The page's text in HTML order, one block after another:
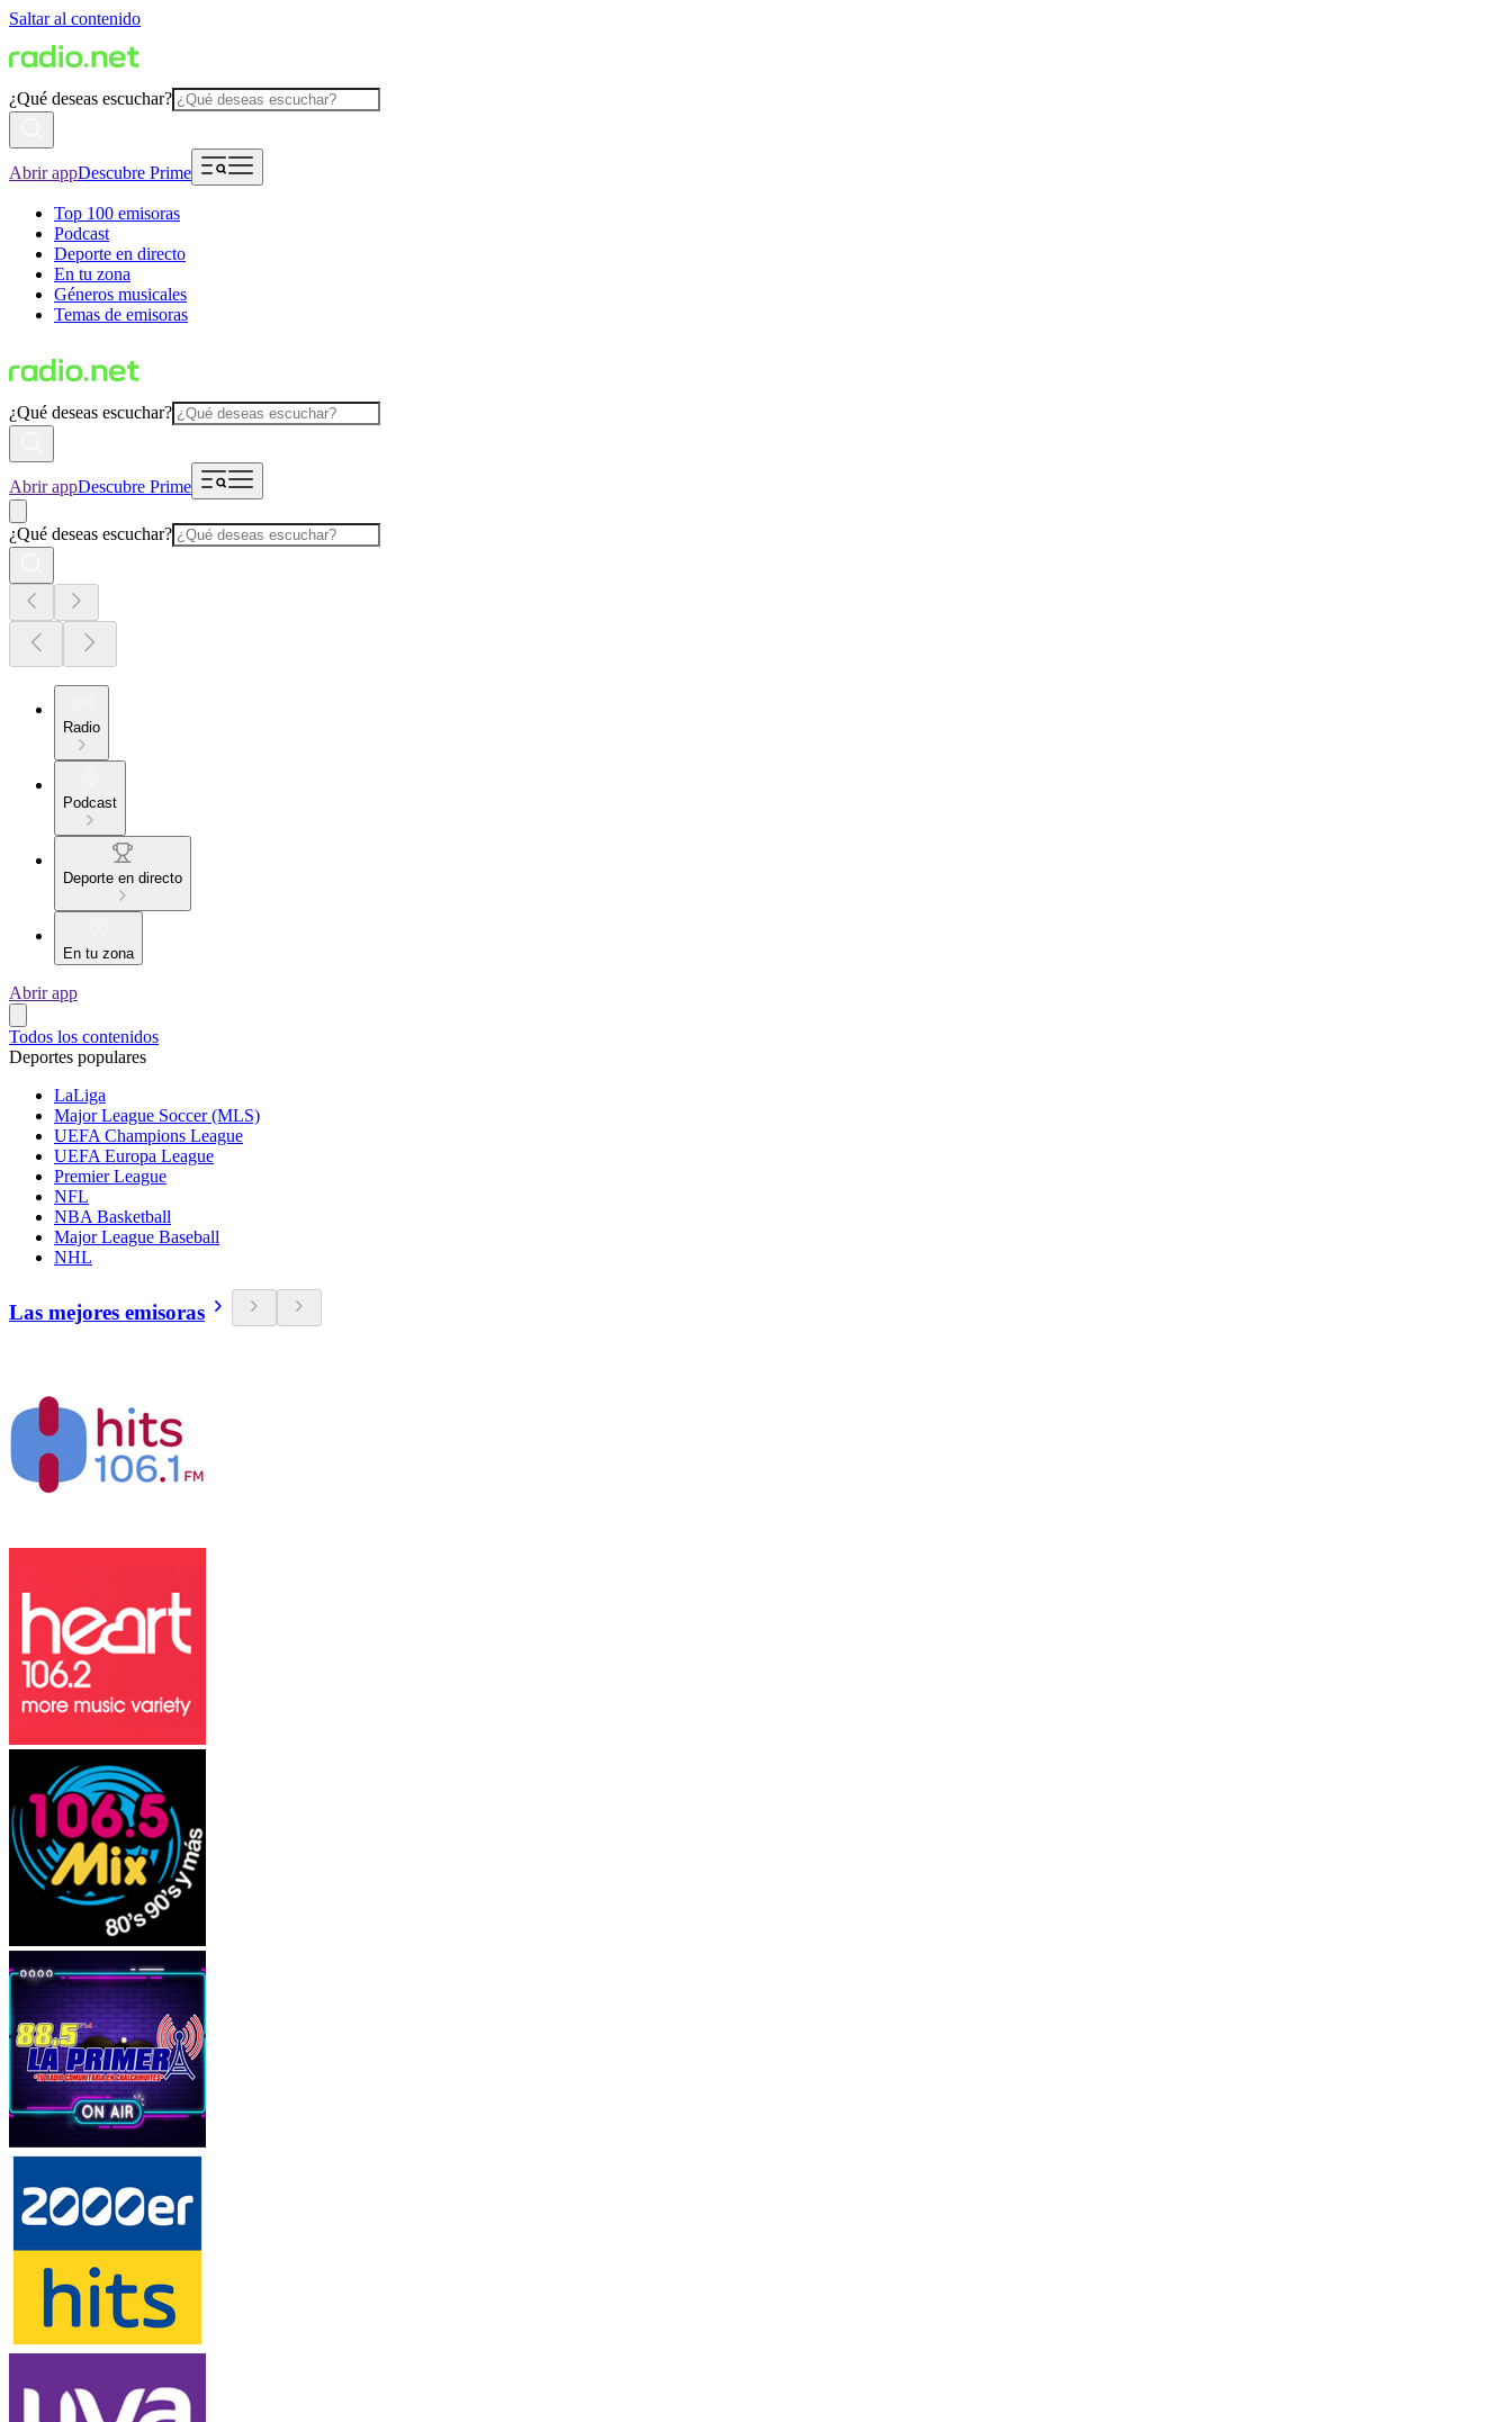
Saltar al contenido
¿Qué deseas escuchar?
Abrir appDescubre Prime
Top 100 emisoras
Podcast
Deporte en directo
En tu zona
Géneros musicales
Temas de emisoras
¿Qué deseas escuchar?
Abrir appDescubre Prime
¿Qué deseas escuchar?
Radio
Podcast
Deporte en directo
En tu zona
Abrir app
Todos los contenidos
Deportes populares
LaLiga
Major League Soccer (MLS)
UEFA Champions League
UEFA Europa League
Premier League
NFL
NBA Basketball
Major League Baseball
NHL
Las mejores emisoras